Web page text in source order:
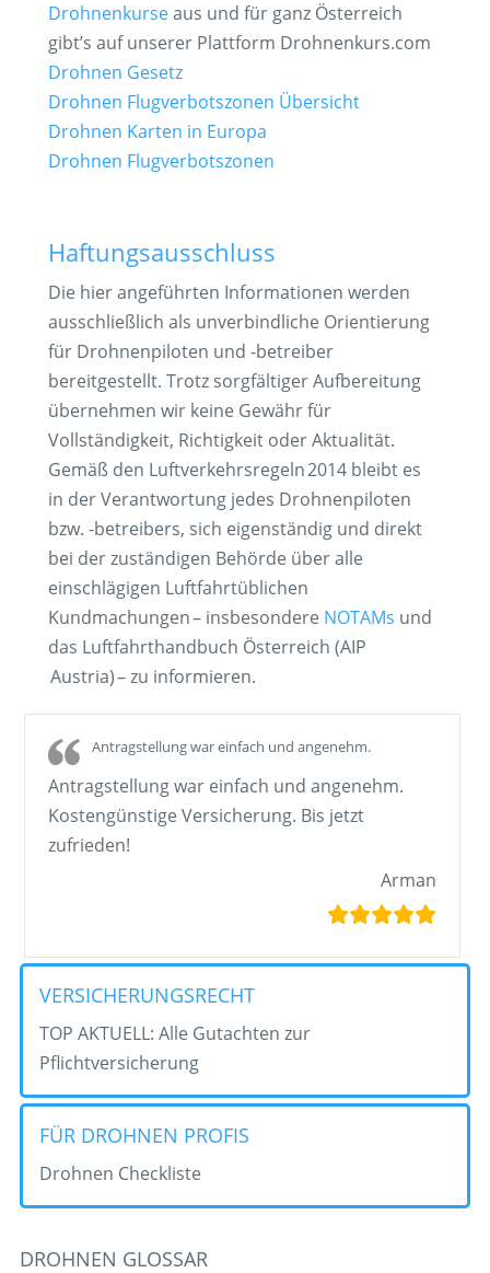
Drohnenkurseaus und für ganz Österreich
gibt’s auf unserer Plattform Drohnenkurs.com
Drohnen Gesetz
Drohnen Flugverbotszonen Übersicht
Drohnen Karten in Europa
Drohnen Flugverbotszonen
Haftungsausschluss
Die hier angeführten Informationen werden
ausschließlich als unverbindliche Orientierung
für Drohnenpiloten und -betreiber
bereitgestellt. Trotz sorgfältiger Aufbereitung
übernehmen wir keine Gewähr für
Vollständigkeit, Richtigkeit oder Aktualität.
Gemäß den Luftverkehrsregeln 2014 bleibt es
in der Verantwortung jedes Drohnenpiloten
bzw. -betreibers, sich eigenständig und direkt
bei der zuständigen Behörde über alle
einschlägigen Luftfahrt­üblichen
Kundmachungen – insbesondere NOTAMs und
das Luftfahrthandbuch Österreich (AIP
Austria) – zu informieren.
Antragstellung war einfach und angenehm.
Antragstellung war einfach und angenehm.
Kostengünstige Versicherung. Bis jetzt
zufrieden!
Arman
VERSICHERUNGSRECHT
TOP AKTUELL: Alle Gutachten zur
Pflichtversicherung
FÜR DROHNEN PROFIS
Drohnen Checkliste
DROHNEN GLOSSAR